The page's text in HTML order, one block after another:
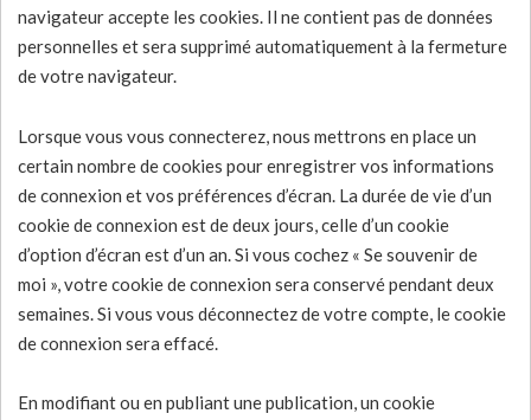
navigateur accepte les cookies. Il ne contient pas de données
personnelles et sera supprimé automatiquement à la fermeture
de votre navigateur.
Lorsque vous vous connecterez, nous mettrons en place un
certain nombre de cookies pour enregistrer vos informations
de connexion et vos préférences d’écran. La durée de vie d’un
cookie de connexion est de deux jours, celle d’un cookie
d’option d’écran est d’un an. Si vous cochez « Se souvenir de
moi », votre cookie de connexion sera conservé pendant deux
semaines. Si vous vous déconnectez de votre compte, le cookie
de connexion sera effacé.
En modifiant ou en publiant une publication, un cookie